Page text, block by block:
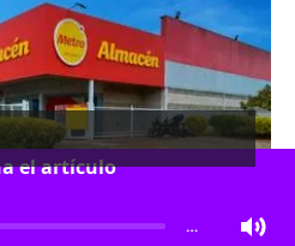
el artículo
…